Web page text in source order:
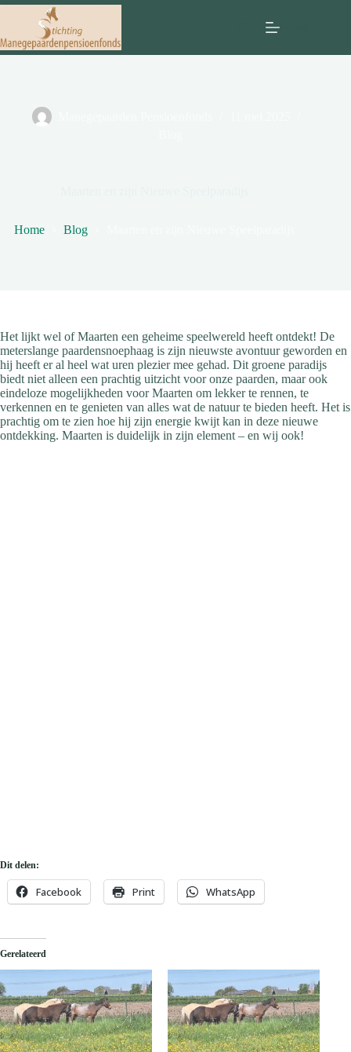
Ga
inhoud
Home Blog
Het lijkt wel of Maarten een geheime speelwereld heeft ontdekt! De
meterslange paardensnoephaag is zijn nieuwste avontuur geworden en
hij heeft er al heel wat uren plezier mee gehad. Dit groene paradijs
biedt niet alleen een prachtig uitzicht voor onze paarden, maar ook
eindeloze mogelijkheden voor Maarten om lekker te rennen, te
verkennen en te genieten van alles wat de natuur te bieden heeft. Het is
prachtig om te zien hoe hij zijn energie kwijt kan in deze nieuwe
ontdekking. Maarten is duidelijk in zijn element – en wij ook!
Dit delen:
Facebook Print WhatsApp
Gerelateerd